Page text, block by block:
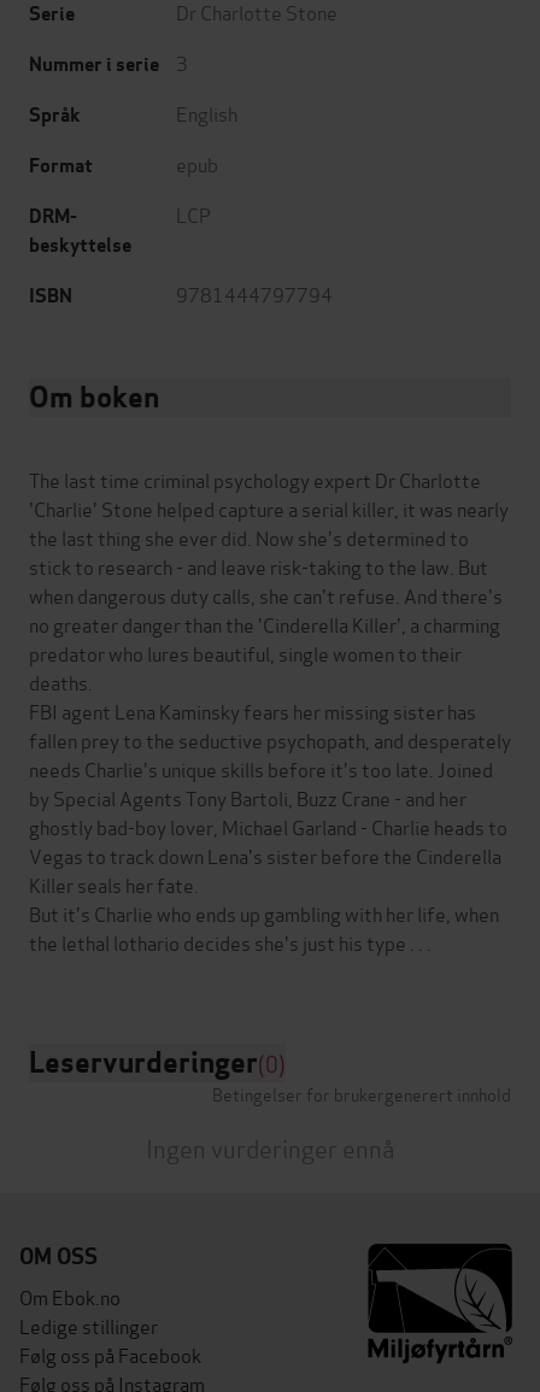
Serie Dr Charlotte Stone
Nummer i serie 3
Språk English
Format epub
DRM-
beskyttelse
LCP
ISBN 9781444797794
Om boken
The last time criminal psychology expert Dr Charlotte
'Charlie' Stone helped capture a serial killer, it was nearly
the last thing she ever did. Now she's determined to
stick to research - and leave risk-taking to the law. But
when dangerous duty calls, she can't refuse. And there's
no greater danger than the 'Cinderella Killer', a charming
predator who lures beautiful, single women to their
deaths.
FBI agent Lena Kaminsky fears her missing sister has
fallen prey to the seductive psychopath, and desperately
needs Charlie's unique skills before it's too late. Joined
by Special Agents Tony Bartoli, Buzz Crane - and her
ghostly bad-boy lover, Michael Garland - Charlie heads to
Vegas to track down Lena's sister before the Cinderella
Killer seals her fate.
But it's Charlie who ends up gambling with her life, when
the lethal lothario decides she's just his type . . .
Leservurderinger(0)
Betingelser for brukergenerert innhold
Ingen vurderinger ennå
OM OSS
Om Ebok.no
Ledige stillinger
Følg oss på Facebook
Følg oss på Instagram